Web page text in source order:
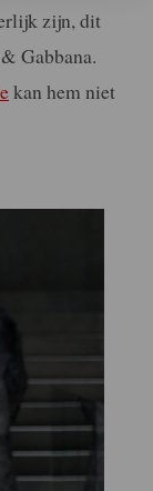
zijn, dit
Gabbana.
kan hem niet